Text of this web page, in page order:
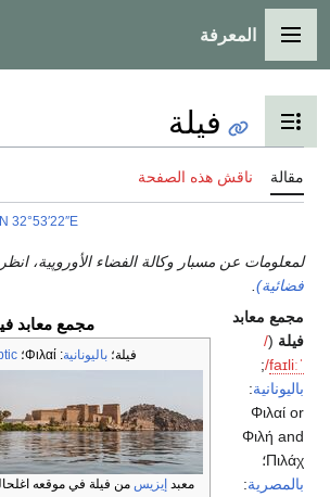
القائمة الرئيسية
المعرفة
تبديل عرض جدول المحتويات
فيلة
مقالة ناقش هذه الصفحة
32°53′22″E
لمعلومات عن مسبار وكالة الفضاء الأوروپية، انظر
فضائية)
مجمع معابد
فيلة؛باليونانية:
Φιλαί؛
معبد إيزيس من فيلة في موقعه
مجمع معابد
فيلة (
/
ˈ
faɪliː
/
;
باليونانية:
Φιλαί or
Φιλή and
Πιλάχ؛
بالمصرية: